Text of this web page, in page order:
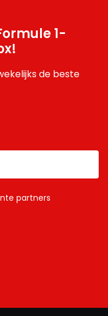
1-
de beste
partners